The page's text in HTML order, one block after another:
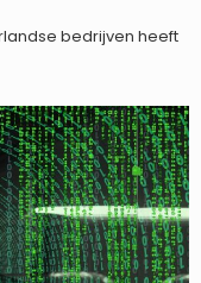
bedrijven heeft